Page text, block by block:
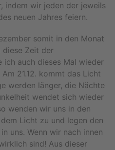
indem wir jeden der jeweils
neuen Jahres feiern.
somit in den Monat
diese Zeit der
ich auch dieses Mal wieder
21.12. kommt das Licht
werden länger, die Nächte
wendet sich wieder
wenden wir uns in den
Licht zu und legen den
uns. Wenn wir nach innen
sind! Aus dieser